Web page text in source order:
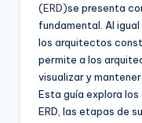
w
(ERD)se presenta
fundamental. Al
los arquitectos
permite a los
visualizar y
Esta guía explora
ERD, las etapas de